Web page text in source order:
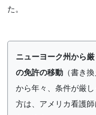
た。
ニューヨーク州から
の免許の移動 （書き
から年々、条件が厳
方は、アメリカ看護師